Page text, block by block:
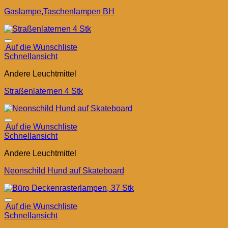
Gaslampe,Taschenlampen BH
Auf die Wunschliste
Schnellansicht
Andere Leuchtmittel
Straßenlaternen 4 Stk
Auf die Wunschliste
Schnellansicht
Andere Leuchtmittel
Neonschild Hund auf Skateboard
Auf die Wunschliste
Schnellansicht